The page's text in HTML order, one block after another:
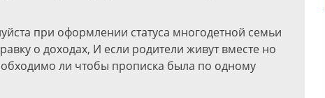
при оформлении статуса многодетной семьи
о доходах, И если родители живут вместе но
ли чтобы прописка была по одному